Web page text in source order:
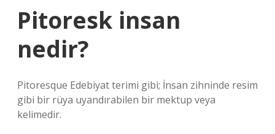
Pitoresk insan
nedir?
Pitoresque Edebiyat terimi gibi; İnsan zihninde resim
gibi bir rüya uyandırabilen bir mektup veya
kelimedir.